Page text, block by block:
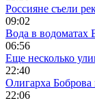
Россияне съели
09:02
Вода в водоматах
06:56
Еще несколько
22:40
Олигарха
22:06